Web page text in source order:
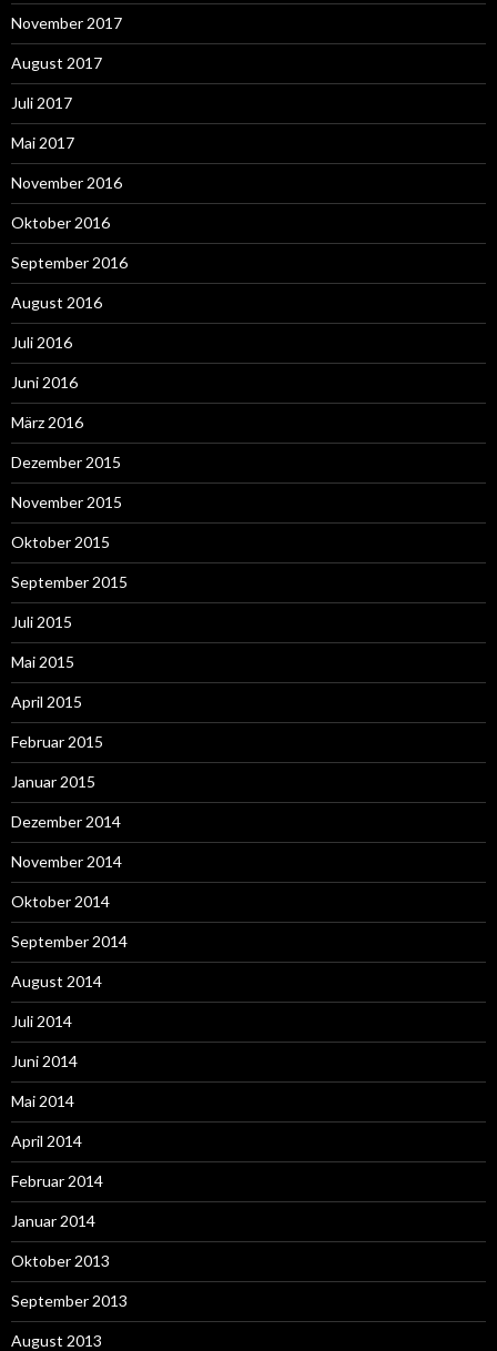
November 2017
August 2017
Juli 2017
Mai 2017
November 2016
Oktober 2016
September 2016
August 2016
Juli 2016
Juni 2016
März 2016
Dezember 2015
November 2015
Oktober 2015
September 2015
Juli 2015
Mai 2015
April 2015
Februar 2015
Januar 2015
Dezember 2014
November 2014
Oktober 2014
September 2014
August 2014
Juli 2014
Juni 2014
Mai 2014
April 2014
Februar 2014
Januar 2014
Oktober 2013
September 2013
August 2013